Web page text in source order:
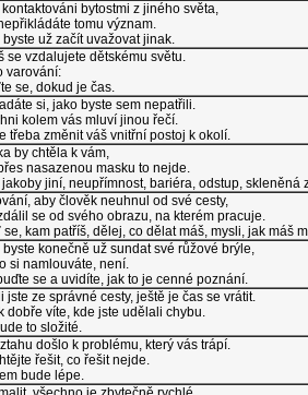
kontaktováni bytostmi z jiného světa,
tomu význam.
byste už začít uvažovat jinak.
se vzdalujete dětskému světu.
varování:
se, dokud je čas.
si, jako byste sem nepatřili.
kolem vás mluví jinou řečí.
třeba změnit váš vnitřní postoj k okolí.
by chtěla k vám,
nasazenou masku to nejde.
jakoby jiní, neupřímnost, bariéra, odstup, skleněná
aby člověk neuhnul od své cesty,
se od svého obrazu, na kterém pracuje.
se, kam patříš, dělej, co dělat máš, mysli, jak máš
byste konečně už sundat své růžové brýle,
si namlouváte, není.
se a uvidíte, jak to je cenné poznání.
jste ze správné cesty, ještě je čas se vrátit.
dobře víte, kde jste udělali chybu.
to složité.
došlo k problému, který vás trápí.
řešit, co řešit nejde.
bude lépe.